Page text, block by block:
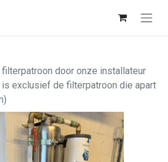
filterpatroon door onze installateur
exclusief de filterpatroon die apart